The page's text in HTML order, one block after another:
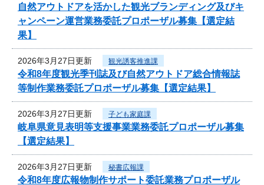
自然アウトドアを活かした観光ブランディング及びキ
ャンペーン運営業務委託プロポーザル募集【選定結
果】
2026年3月27日更新 観光誘客推進課
令和8年度観光季刊誌及び自然アウトドア総合情報誌
等制作業務委託プロポーザル募集【選定結果】
2026年3月27日更新 子ども家庭課
岐阜県意見表明等支援事業業務委託プロポーザル募集
【選定結果】
2026年3月27日更新 秘書広報課
令和8年度広報物制作サポート委託業務プロポーザル